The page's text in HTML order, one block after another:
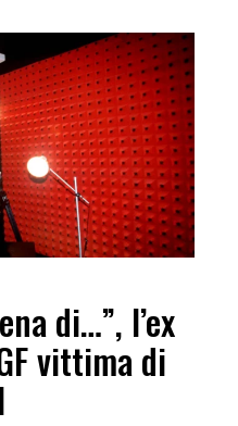
di…”, l’ex
vittima di